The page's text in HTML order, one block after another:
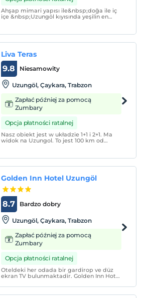
Ahşap mimari yapısı ile&nbsp;doğa ile iç
içe &nbsp;Uzungöl kıyısında yeşilin en
ekran Tv ve gardırop bulunmakta özel
banyosunda, banyo ekipmanlarını ücretsiz
Liva Teras
Niesamowity
9.8
Uzungöl, Çaykara, Trabzon
Zapłać później za pomocą
Zumbary
Opcja płatności ratalnej
Nasz obiekt jest w układzie 1+1 i 2+1. Ma
widok na Uzungol. To jest 100 km od
Golden Inn Hotel Uzungöl
Bardzo dobry
8.7
Uzungöl, Çaykara, Trabzon
Zapłać później za pomocą
Zumbary
Opcja płatności ratalnej
Oteldeki her odada bir gardirop ve düz
ekran TV bulunmaktadir. Golden Inn Hotel
terasli odalar sunulmaktadir. Odalarda
ücretsiz banyo malzemeleri ile donatilmis